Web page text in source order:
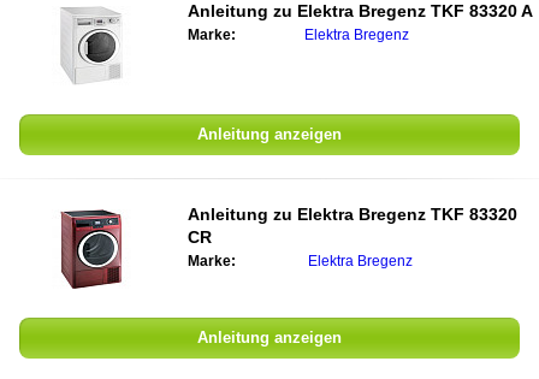
Anleitung zu Elektra Bregenz TKF 83320 A
Marke: Elektra Bregenz
Anleitung anzeigen
Anleitung zu Elektra Bregenz TKF 83320
CR
Marke: Elektra Bregenz
Anleitung anzeigen